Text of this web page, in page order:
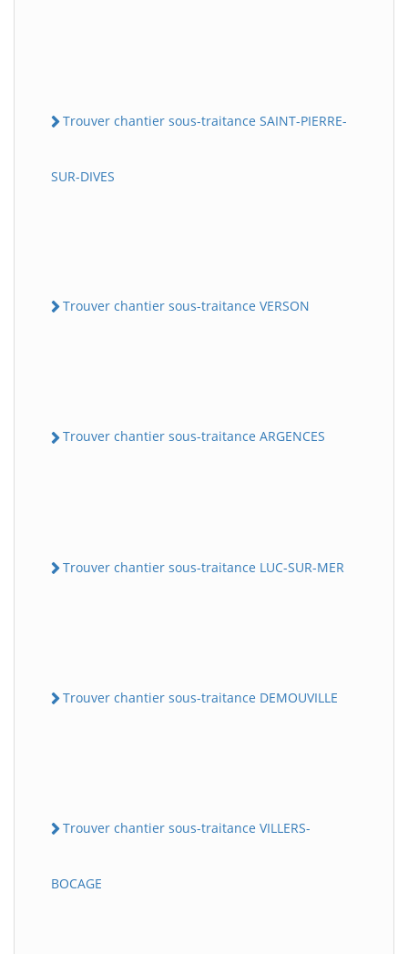
Trouver chantier sous-traitance SAINT-PIERRE-
SUR-DIVES
Trouver chantier sous-traitance VERSON
Trouver chantier sous-traitance ARGENCES
Trouver chantier sous-traitance LUC-SUR-MER
Trouver chantier sous-traitance DEMOUVILLE
Trouver chantier sous-traitance VILLERS-
BOCAGE